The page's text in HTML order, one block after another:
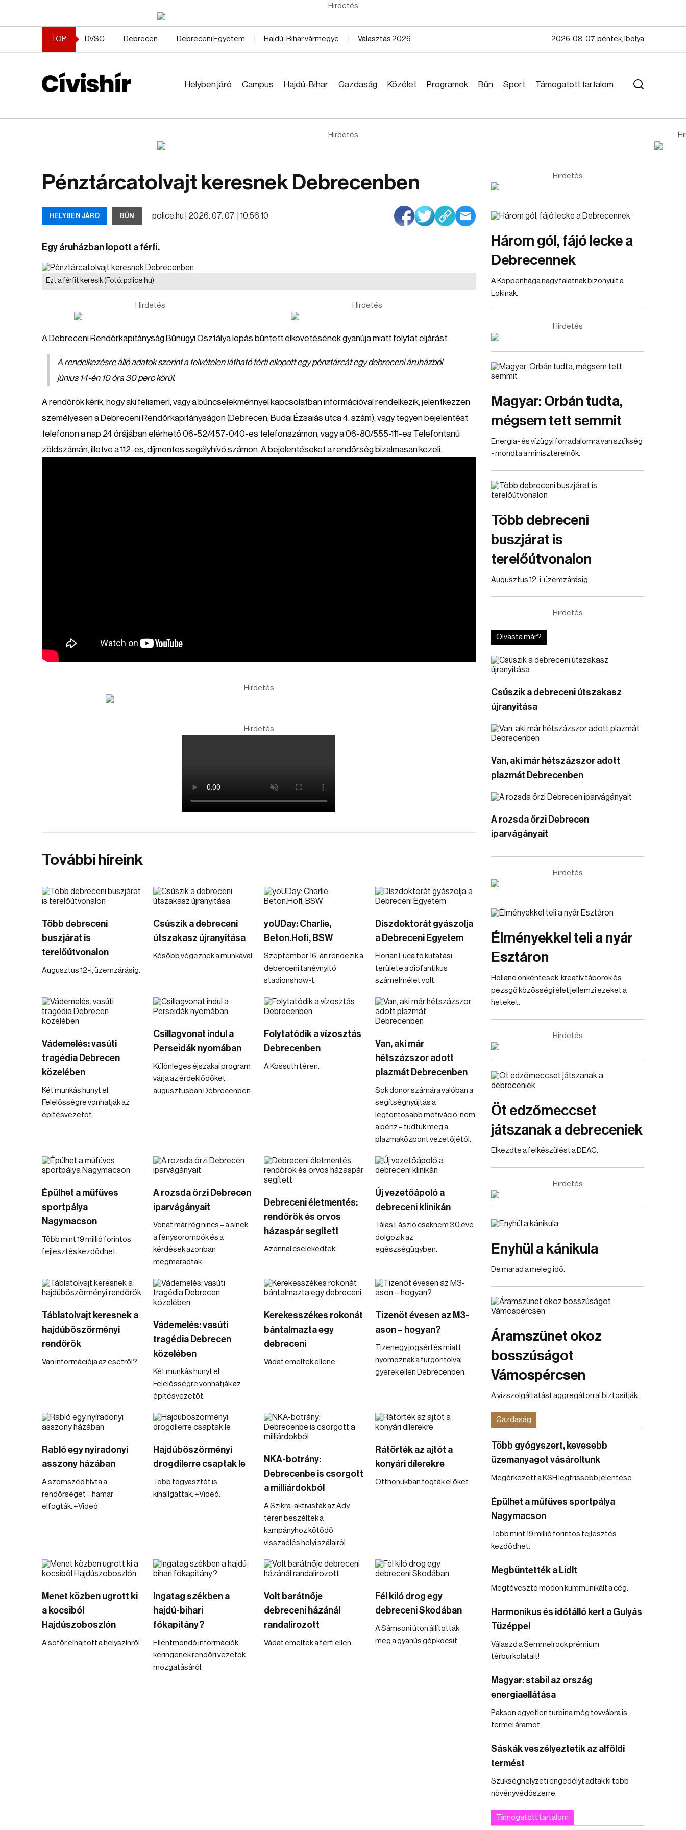
Hirdetés
TOP DVSC Debrecen Debreceni Egyetem Hajdú-Bihar vármegye Választás 2026 2026. 08. 07. péntek, Ibolya
Helyben járó Campus Hajdú-Bihar Gazdaság Közélet Programok Bűn Sport Támogatott tartalom
Hirdetés
Pénztárcatolvajt keresnek Debrecenben
HELYBEN JÁRÓ BŰN police.hu | 2026. 07. 07. | 10:56:10
Egy áruházban lopott a férfi.
Ezt a férfit keresik(Fotó: police.hu)
Hirdetés Hirdetés
A Debreceni Rendőrkapitányság Bűnügyi Osztálya lopás bűntett elkövetésének gyanúja miatt folytat eljárást.
A rendelkezésre álló adatok szerint a felvételen látható férfi ellopott egy pénztárcát egy debreceni áruházból
június 14-én 10 óra 30 perc körül.
A rendőrök kérik, hogy aki felismeri, vagy a bűncselekménnyel kapcsolatban információval rendelkezik, jelentkezzen
személyesen a Debreceni Rendőrkapitányságon (Debrecen, Budai Ézsaiás utca 4. szám), vagy tegyen bejelentést
telefonon a nap 24 órájában elérhető 06-52/457-040-es telefonszámon, vagy a 06-80/555-111-es Telefontanú
zöldszámán, illetve a 112-es, díjmentes segélyhívó számon. A bejelentéseket a rendőrség bizalmasan kezeli.
Hirdetés
Hirdetés
További híreink
Több debreceni
buszjárat is
terelőútvonalon
Augusztus 12-i, üzemzárásig.
Csúszik a debreceni
útszakasz újranyitása
Később végeznek a munkával.
yoUDay: Charlie,
Beton.Hofi, BSW
Szeptember 16-án rendezik a
deberceni tanévnyitó
stadionshow-t.
Díszdoktorát gyászolja
a Debreceni Egyetem
Florian Luca fő kutatási
területe a diofantikus
számelmélet volt.
Vádemelés: vasúti
tragédia Debrecen
közelében
Két munkás hunyt el.
Felelősségre vonhatják az
építésvezetőt.
Csillagvonat indul a
Perseidák nyomában
Különleges éjszakai program
várja az érdeklődőket
augusztusban Debrecenben.
Folytatódik a vízosztás
Debrecenben
A Kossuth téren.
Van, aki már
hétszázszor adott
plazmát Debrecenben
Sok donor számára valóban a
segítségnyújtás a
legfontosabb motiváció, nem
a pénz – tudtuk meg a
plazmaközpont vezetőjétől.
Épülhet a műfüves
sportpálya
Nagymacson
Több mint 19 millió forintos
fejlesztés kezdődhet.
A rozsda őrzi Debrecen
iparvágányait
Vonat már rég nincs – a sínek,
a fénysorompók és a
kérdések azonban
megmaradtak.
Debreceni életmentés:
rendőrök és orvos
házaspár segített
Azonnal cselekedtek.
Új vezetőápoló a
debreceni klinikán
Tálas László csaknem 30 éve
dolgozik az
egészségügyben.
Táblatolvajt keresnek a
hajdúböszörményi
rendőrök
Van információja az esetről?
Vádemelés: vasúti
tragédia Debrecen
közelében
Két munkás hunyt el.
Felelősségre vonhatják az
építésvezetőt.
Kerekesszékes rokonát
bántalmazta egy
debreceni
Vádat emeltek ellene.
Tizenöt évesen az M3-
ason – hogyan?
Tizenegy jogsértés miatt
nyomoznak a furgontolvaj
gyerek ellen Debrecenben.
Rabló egy nyíradonyi
asszony házában
A szomszéd hívta a
rendőrséget – hamar
elfogták. +Videó
Hajdúböszörményi
drogdílerre csaptak le
Több fogyasztót is
kihallgattak. +Videó.
NKA-botrány:
Debrecenbe is csorgott
a milliárdokból
A Szikra-aktivisták az Ady
téren beszéltek a
kampányhoz kötődő
visszaélés helyi szálairól.
Rátörték az ajtót a
konyári dílerekre
Otthonukban fogták el őket.
Menet közben ugrott ki
a kocsiból
Hajdúszoboszlón
A sofőr elhajtott a helyszínről.
Ingatag székben a
hajdú-bihari
főkapitány?
Ellentmondó információk
keringenek rendőri vezetők
mozgatásáról.
Volt barátnője
debreceni házánál
randalírozott
Vádat emeltek a férfi ellen.
Fél kiló drog egy
debreceni Skodában
A Sámsoni úton állították
meg a gyanús gépkocsit.
Hirdetés
Három gól, fájó lecke a
Debrecennek
A Koppenhága nagy falatnak bizonyult a
Lokinak.
Hirdetés
Magyar: Orbán tudta,
mégsem tett semmit
Energia- és vízügyi forradalomra van szükség
- mondta a miniszterelnök.
Több debreceni
buszjárat is
terelőútvonalon
Augusztus 12-i, üzemzárásig.
Hirdetés
Olvasta már?
Csúszik a debreceni útszakasz
újranyitása
Van, aki már hétszázszor adott
plazmát Debrecenben
A rozsda őrzi Debrecen
iparvágányait
Hirdetés
Élményekkel teli a nyár
Esztáron
Holland önkéntesek, kreatív táborok és
pezsgő közösségi élet jellemzi ezeket a
heteket.
Hirdetés
Öt edzőmeccset
játszanak a debreceniek
Elkezdte a felkészülést a DEAC.
Hirdetés
Enyhül a kánikula
De marad a meleg idő.
Áramszünet okoz
bosszúságot
Vámospércsen
A vízszolgáltatást aggregátorral biztosítják.
Gazdaság
Több gyógyszert, kevesebb
üzemanyagot vásároltunk
Megérkezett a KSH legfrissebb jelentése.
Épülhet a műfüves sportpálya
Nagymacson
Több mint 19 millió forintos fejlesztés
kezdődhet.
Megbüntették a Lidlt
Megtévesztő módon kummunikált a cég.
Harmonikus és időtálló kert a Gulyás
Tüzéppel
Válaszd a Semmelrock prémium
térburkolatait!
Magyar: stabil az ország
energiaellátása
Pakson egyetlen turbina még tovvábra is
termel áramot.
Sáskák veszélyeztetik az alföldi
termést
Szükséghelyzeti engedélyt adtak ki több
növényvédőszerre.
Támogatott tartalom